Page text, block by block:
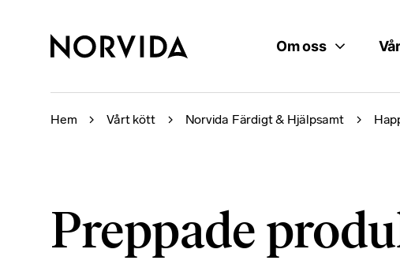
Om oss
Hem Vårt kött Norvida Färdigt & Hjälpsamt
Preppade